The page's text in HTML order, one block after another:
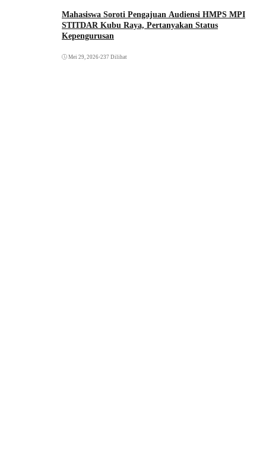
Mahasiswa Soroti Pengajuan Audiensi HMPS MPI
STITDAR Kubu Raya, Pertanyakan Status
Kepengurusan
Mei 29, 2026•237 Dilihat